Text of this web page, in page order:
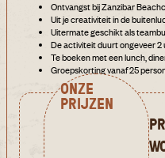
Ontvangst bij Zanzibar
Uit je creativiteit in de
Uitermate geschikt als
De activiteit duurt ongeveer 2
Te boeken met een lunch,
Groepskorting vanaf 25
ONZE
PRIJZEN